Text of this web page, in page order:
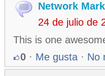
Network
24 de julio de
This is one
0 · Me gusta · No